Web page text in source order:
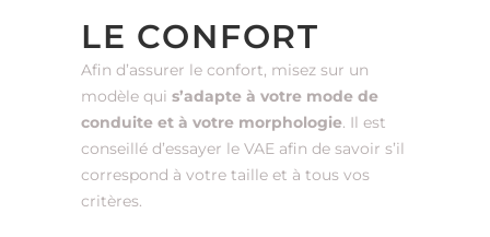
LE CONFORT
Afin d’assurer le confort, misez sur un
modèle qui s’adapte à votre mode de
conduite et à votre morphologie. Il est
conseillé d’essayer le VAE afin de savoir s’il
correspond à votre taille et à tous vos
critères.